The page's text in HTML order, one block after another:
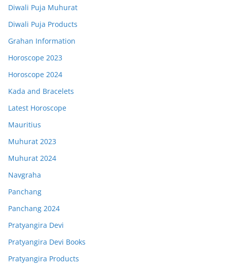
Diwali Puja Muhurat
Diwali Puja Products
Grahan Information
Horoscope 2023
Horoscope 2024
Kada and Bracelets
Latest Horoscope
Mauritius
Muhurat 2023
Muhurat 2024
Navgraha
Panchang
Panchang 2024
Pratyangira Devi
Pratyangira Devi Books
Pratyangira Products